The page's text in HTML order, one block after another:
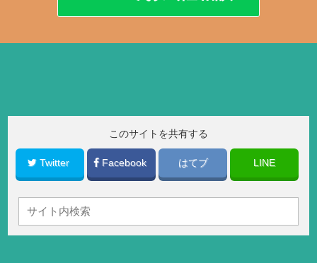
このサイトを共有する
Twitter Facebook はてブ LINE